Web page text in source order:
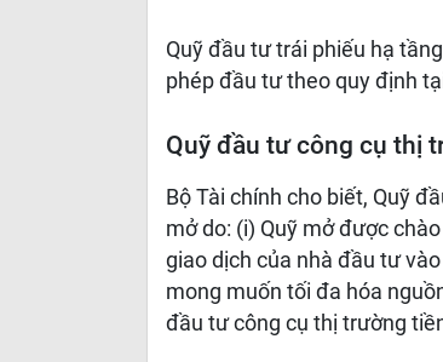
Quỹ đầu tư trái phiếu hạ
phép đầu tư theo quy định
Quỹ đầu tư công cụ thị
Bộ Tài chính cho biết, Quỹ
mở do: (i) Quỹ mở được
giao dịch của nhà đầu tư
mong muốn tối đa hóa
đầu tư công cụ thị trường